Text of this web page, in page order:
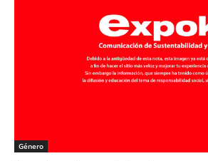
Género